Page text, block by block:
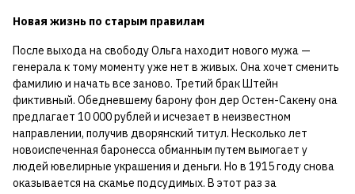
Новая жизнь по старым правилам
После выхода на свободу Ольга находит нового мужа —
генерала к тому моменту уже нет в живых. Она хочет сменить
фамилию и начать все заново. Третий брак Штейн
фиктивный. Обедневшему барону фон дер Остен-Сакену она
предлагает 10 000 рублей и исчезает в неизвестном
направлении, получив дворянский титул. Несколько лет
новоиспеченная баронесса обманным путем вымогает у
людей ювелирные украшения и деньги. Но в 1915 году снова
оказывается на скамье подсудимых. В этот раз за